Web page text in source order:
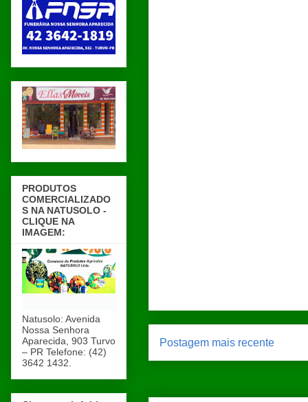
Postagem mais recente
PRODUTOS
COMERCIALIZADO
S NA NATUSOLO -
CLIQUE NA
IMAGEM:
Natusolo: Avenida
Nossa Senhora
Aparecida, 903 Turvo
– PR Telefone: (42)
3642 1432.